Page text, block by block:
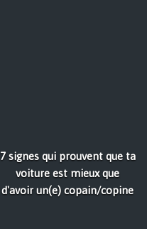
7 signes qui prouvent que ta
voiture est mieux que
d'avoir un(e) copain/copine